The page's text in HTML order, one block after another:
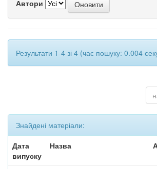
Автори
Результати 1-4 зі 4 (час пошуку: 0.004
Знайдені матеріали:
Дата
випуску
Назва